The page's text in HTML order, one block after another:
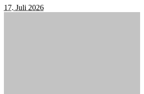
17. Juli 2026